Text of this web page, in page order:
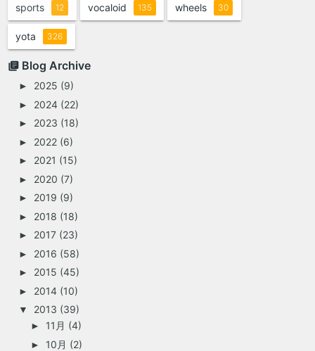
sports 12 vocaloid 135 wheels 30
yota 326
Blog Archive
► 2025 (9)
► 2024 (22)
► 2023 (18)
► 2022 (6)
► 2021 (15)
► 2020 (7)
► 2019 (9)
► 2018 (18)
► 2017 (23)
► 2016 (58)
► 2015 (45)
► 2014 (10)
▼ 2013 (39)
► 11月 (4)
► 10月 (2)